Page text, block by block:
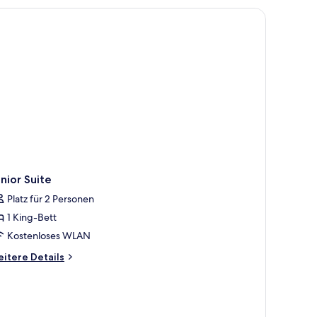
Stuhl.
Suite
Platz für 2 Personen
1 King-Bett
Kostenloses WLAN
Details